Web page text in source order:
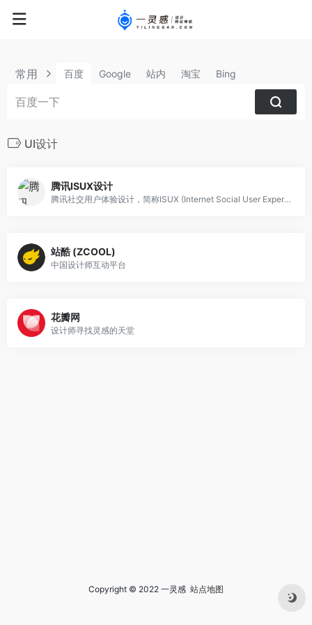
常用 百度 Google 站内 淘宝 Bing
UI设计
腾讯ISUX设计
腾讯社交用户体验设计，简称ISUX (Internet Social User Experience)，成立于2011年1月11日，是腾讯集团核心、全球最具规模的UX设计团队，专业成员包括用户研究、交互设计、视觉设计、品牌设计、视频动画设计、UI开发、产品设计与市场研究等，至今ISUX分布于中国深圳总部、北京、上海、成都及韩国首尔。
站酷 (ZCOOL)
中国设计师互动平台
花瓣网
设计师寻找灵感的天堂
Copyright © 2022 一灵感 站点地图